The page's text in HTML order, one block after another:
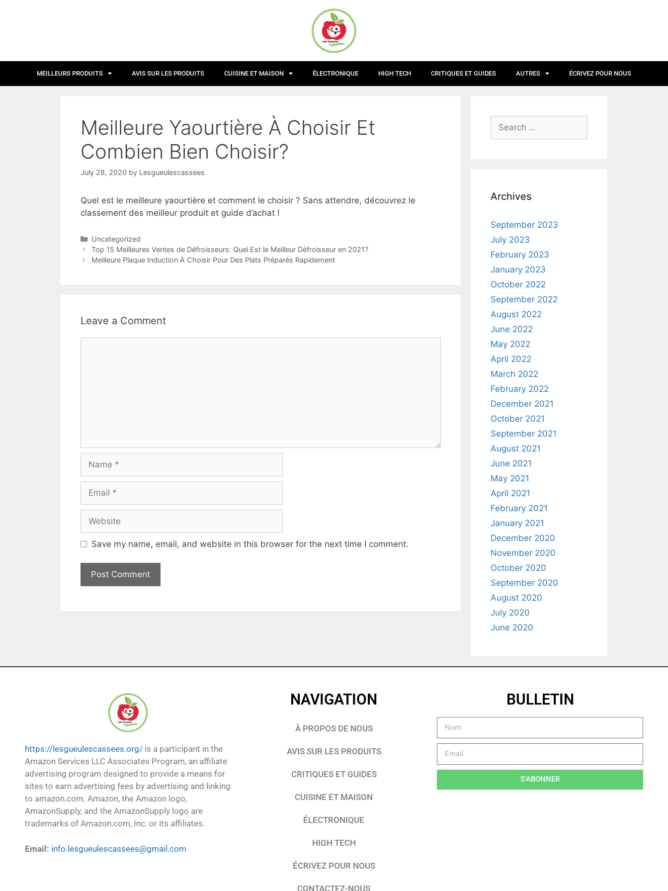
MEILLEURS PRODUITS AVIS SUR LES PRODUITS CUISINE ET MAISON ÉLECTRONIQUE HIGH TECH CRITIQUES ET GUIDES AUTRES ÉCRIVEZ POUR NOUS
Meilleure Yaourtière À Choisir Et
Combien Bien Choisir?
July 28, 2020 by Lesgueulescassees
Quel est le meilleure yaourtière et comment le choisir ? Sans attendre, découvrez le
classement des meilleur produit et guide d’achat !
Uncategorized
Top 15 Meilleures Ventes de Défroisseurs: Quel Est le Meilleur Défroisseur en 2021?
Meilleure Plaque Induction À Choisir Pour Des Plats Préparés Rapidement
Leave a Comment
Save my name, email, and website in this browser for the next time I comment.
Archives
September 2023
July 2023
February 2023
January 2023
October 2022
September 2022
August 2022
June 2022
May 2022
April 2022
March 2022
February 2022
December 2021
October 2021
September 2021
August 2021
June 2021
May 2021
April 2021
February 2021
January 2021
December 2020
November 2020
October 2020
September 2020
August 2020
July 2020
June 2020
https://lesgueulescassees.org/ is a participant in the
Amazon Services LLC Associates Program, an affiliate
advertising program designed to provide a means for
sites to earn advertising fees by advertising and linking
to amazon.com. Amazon, the Amazon logo,
AmazonSupply, and the AmazonSupply logo are
trademarks of Amazon.com, Inc. or its affiliates.
Email: info.lesgueulescassees@gmail.com
NAVIGATION
À PROPOS DE NOUS
AVIS SUR LES PRODUITS
CRITIQUES ET GUIDES
CUISINE ET MAISON
ÉLECTRONIQUE
HIGH TECH
ÉCRIVEZ POUR NOUS
CONTACTEZ-NOUS
BULLETIN
S'ABONNER